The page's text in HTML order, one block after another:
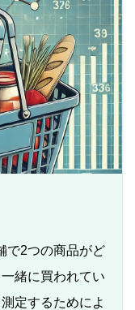
で2つの商品がど
緒に買われてい
定するためによ